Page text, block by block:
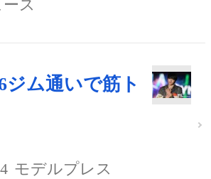
ス
ジム通いで筋ト
モデルプレス